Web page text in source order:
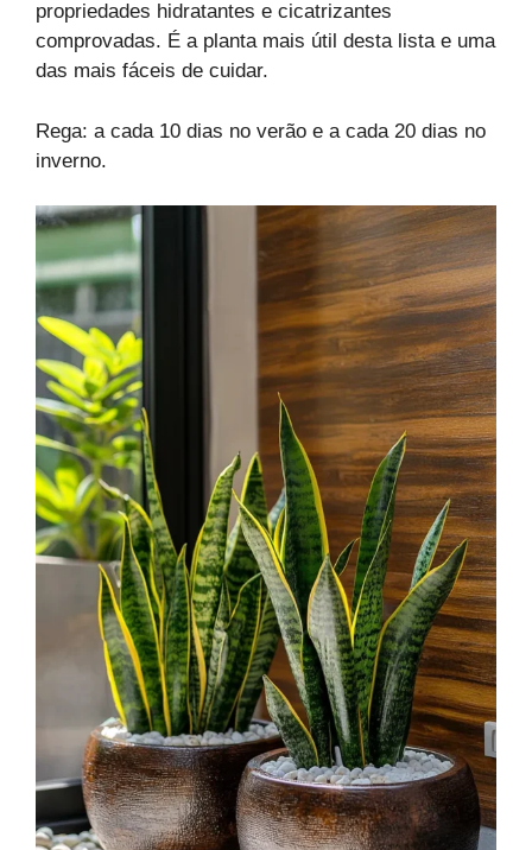
propriedades hidratantes e cicatrizantes
comprovadas. É a planta mais útil desta lista e uma
das mais fáceis de cuidar.
Rega: a cada 10 dias no verão e a cada 20 dias no
inverno.